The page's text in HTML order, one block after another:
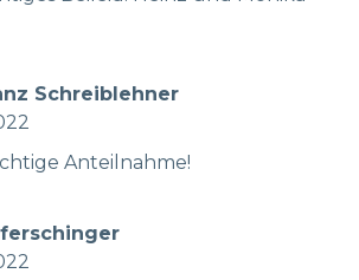
Schreiblehner
Anteilnahme!